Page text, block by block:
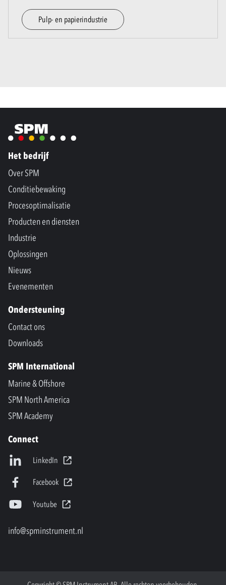
Pulp- en papierindustrie
Het bedrijf
Over SPM
Conditiebewaking
Procesoptimalisatie
Producten en diensten
Industrie
Oplossingen
Nieuws
Evenementen
Ondersteuning
Contact ons
Downloads
SPM International
Marine & Offshore
SPM North America
SPM Academy
Connect
LinkedIn
Facebook
Youtube
info@spminstrument.nl